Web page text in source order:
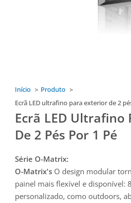
Início
Produto
Ecrã LED ultrafino para exterior de 2
Ecrã LED Ultrafino
De 2 Pés Por 1 Pé
Série O-Matrix:
O-Matrix's O design modular
painel mais flexível e disponível:
personalizado, como outdoors,